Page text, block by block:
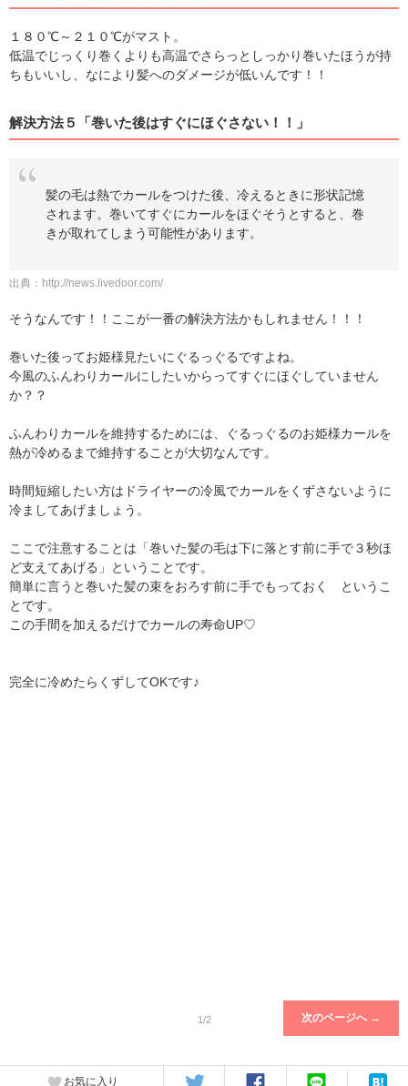
１８０℃～２１０℃がマスト。
低温でじっくり巻くよりも高温でさらっとしっかり巻いたほうが持
ちもいいし、なにより髪へのダメージが低いんです！！
解決方法５「巻いた後はすぐにほぐさない！！」
髪の毛は熱でカールをつけた後、冷えるときに形状記憶
されます。巻いてすぐにカールをほぐそうとすると、巻
きが取れてしまう可能性があります。
出典： http://news.livedoor.com/
そうなんです！！ここが一番の解決方法かもしれません！！！
巻いた後ってお姫様見たいにぐるっぐるですよね。
今風のふんわりカールにしたいからってすぐにほぐしていません
か？？
ふんわりカールを維持するためには、ぐるっぐるのお姫様カールを
熱が冷めるまで維持することが大切なんです。
時間短縮したい方はドライヤーの冷風でカールをくずさないように
冷ましてあげましょう。
ここで注意することは「巻いた髪の毛は下に落とす前に手で３秒ほ
ど支えてあげる」ということです。
簡単に言うと巻いた髪の束をおろす前に手でもっておく というこ
とです。
この手間を加えるだけでカールの寿命UP♡
完全に冷めたらくずしてOKです♪
1/2 次のページへ →
お気に入り